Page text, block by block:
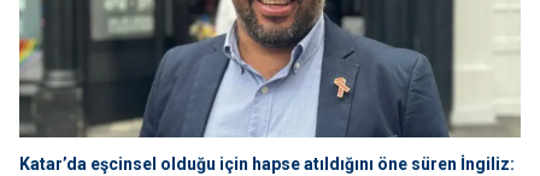
Katar’da eşcinsel olduğu için hapse atıldığını öne süren İngiliz: